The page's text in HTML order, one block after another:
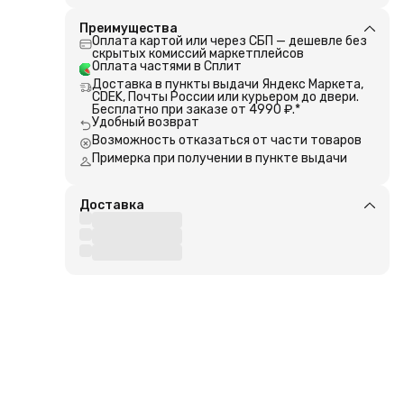
Преимущества
Оплата картой или через СБП — дешевле без
скрытых комиссий маркетплейсов
Оплата частями в Сплит
Доставка в пункты выдачи Яндекс Маркета,
CDEK, Почты России или курьером до двери.
Бесплатно при заказе от 4990 ₽.*
Удобный возврат
Возможность отказаться от части товаров
Примерка при получении в пункте выдачи
Доставка